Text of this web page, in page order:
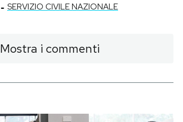
- SERVIZIO CIVILE NAZIONALE
Mostra i commenti